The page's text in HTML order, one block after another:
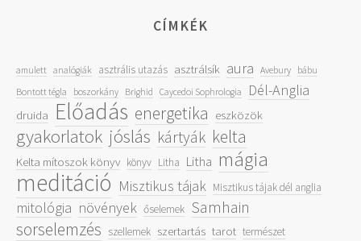
CÍMKÉK
amulett analógiák asztrális utazás asztrálsík aura Avebury bábu
Bontott tégla
boszorkány Brighid Caycedoi Sophrologia Dél-Anglia
druida Előadás energetika eszközök
gyakorlatok jóslás kártyák kelta
Kelta mítoszok könyv könyv Litha Litha mágia
meditáció Misztikus tájak Misztikus tájak dél anglia
mitológia növények őselemek Samhain
sorselemzés szellemek szertartás tarot természet